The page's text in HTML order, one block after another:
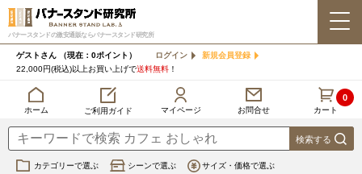
バナースタンドの激安通販ならバナースタンド研究所
ゲストさん （現在：0ポイント） ログイン
新規会員登録
22,000円(税込)以上お買い上げで送料無料 ！
ホーム ご利用ガイド マイページ お問合せ カート
0
カテゴリーで選ぶ シーンで選ぶ サイズ・価格で選ぶ